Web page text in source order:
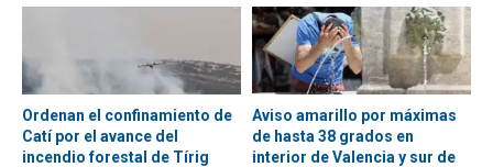
Ordenan el confinamiento de
Catí por el avance del
incendio forestal de Tírig
Aviso amarillo por máximas
de hasta 38 grados en
interior de Valencia y sur de